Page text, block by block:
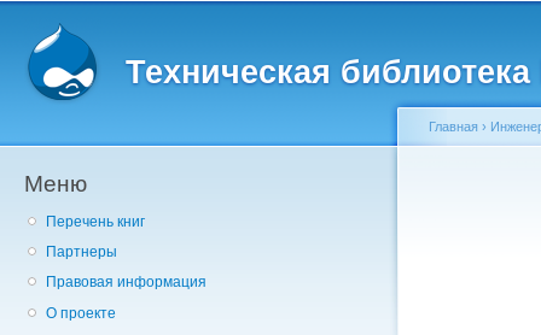
Техническая
Меню
Перечень книг
Партнеры
Правовая информация
О проекте
Главная ›